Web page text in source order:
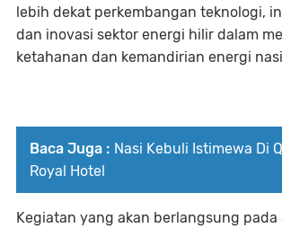
lebih dekat perkembangan teknologi,
dan inovasi sektor energi hilir dalam
ketahanan dan kemandirian energi
Baca Juga : Nasi Kebuli Istimewa Di
Royal Hotel
Kegiatan yang akan berlangsung